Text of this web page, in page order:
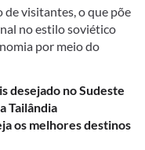
visitantes, o que põe
no estilo soviético
por meio do
desejado no Sudeste
Tailândia
os melhores destinos